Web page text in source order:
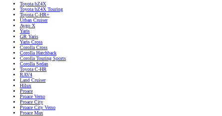
Toyota bZ4X
Toyota bZ4X Touring
Toyota C-HR+
Urban Cruiser
Aygo X
Yaris
GR Yaris
Yaris Cross
Corolla Cross
Corolla Hatchback
Corolla Touring Sports
Corolla Sedan
Toyota C-HR
RAV4
Land Cruiser
Hilux
Proace
Proace Verso
Proace City
Proace City Verso
Proace Max